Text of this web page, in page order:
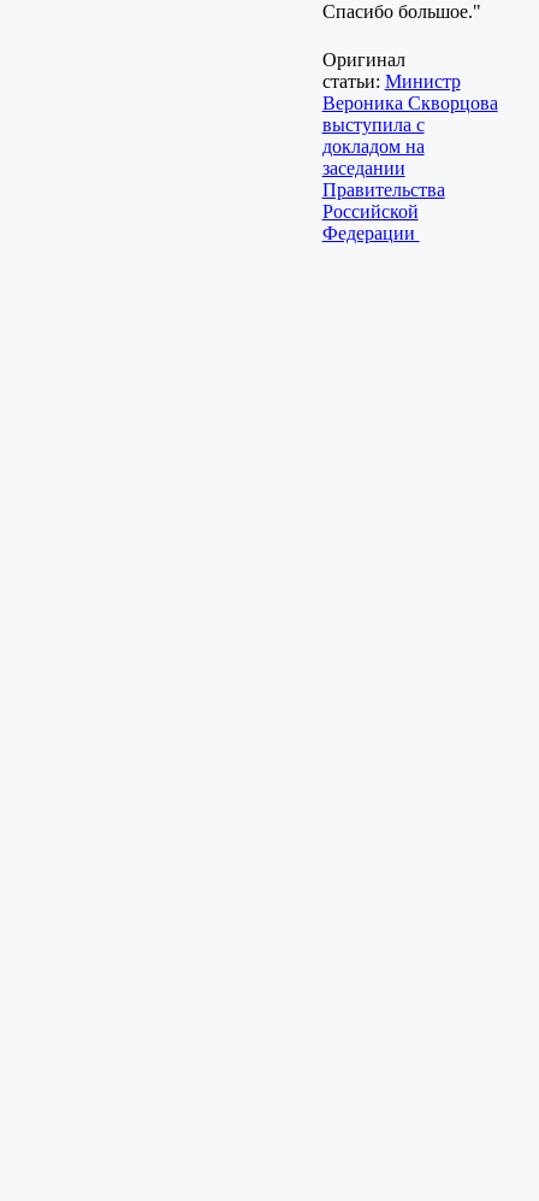
Спасибо большое."
Оригинал
статьи: Министр
Вероника Скворцова
выступила с
докладом на
заседании
Правительства
Российской
Федерации